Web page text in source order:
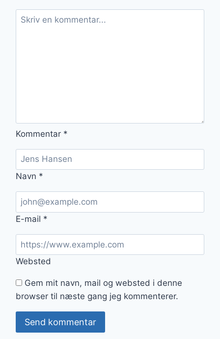
Kommentar *
Navn *
E-mail *
Websted
Gem mit navn, mail og websted i denne
browser til næste gang jeg kommenterer.